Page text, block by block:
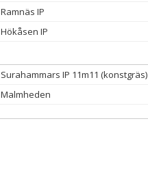
Ramnäs IP
Hökåsen IP
Surahammars IP 11m11 (konstgräs)
Malmheden